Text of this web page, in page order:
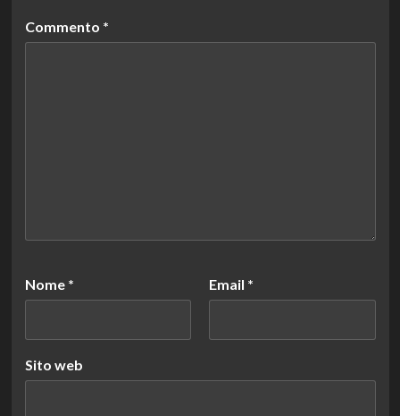
Commento *
Nome * Email *
Sito web